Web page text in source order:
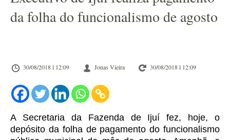
da folha do funcionalismo de agosto
30/08/2018 l 12:09 Jonas Vieira 30/08/2018 l 12:09
A Secretaria da Fazenda de Ijuí fez, hoje, o
depósito da folha de pagamento do funcionalismo